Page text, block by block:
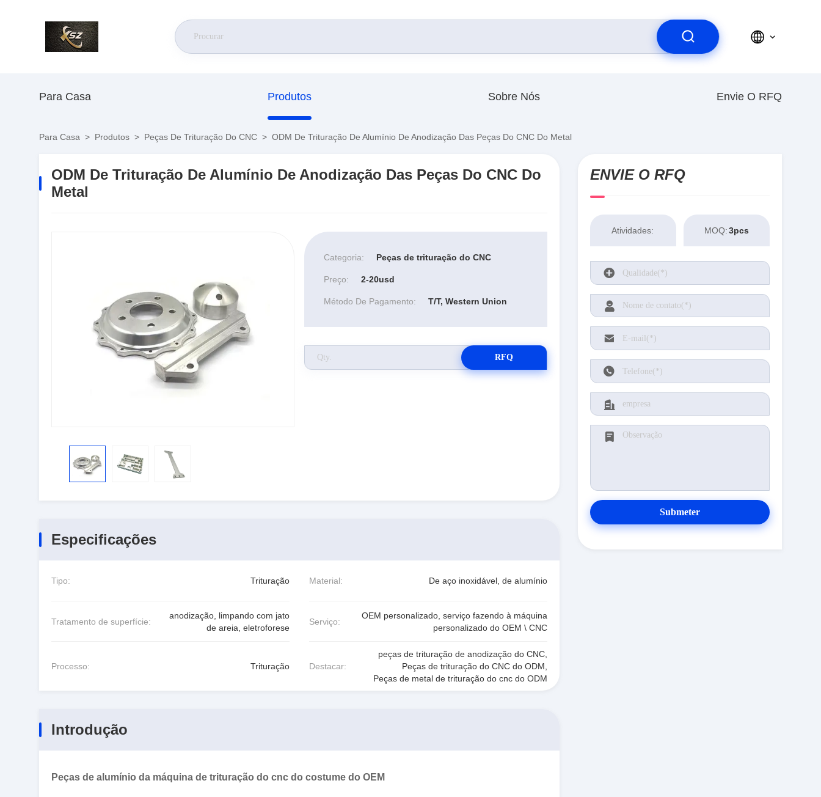
Para Casa Produtos Sobre Nós Envie O RFQ
Para Casa > Produtos > Peças De Trituração Do CNC > ODM De Trituração De Alumínio De Anodização Das Peças Do CNC Do Metal
ODM De Trituração De Alumínio De Anodização Das Peças Do CNC Do
Metal
Categoria: Peças de trituração do CNC
Preço: 2-20usd
Método De Pagamento: T/T, Western Union
RFQ
Especificações
Tipo: Trituração Material: De aço inoxidável, de alumínio
Tratamento de superfície:
anodização, limpando com jato
de areia, eletroforese
Serviço:
OEM personalizado, serviço fazendo à máquina
personalizado do OEM \ CNC
Processo: Trituração Destacar:
peças de trituração de anodização do CNC
Peças de trituração do CNC do ODM
Peças de metal de trituração do cnc do ODM
Introdução
Peças de alumínio da máquina de trituração do cnc do costume do OEM
ENVIE O RFQ
Atividades: MOQ:3pcs
Submeter